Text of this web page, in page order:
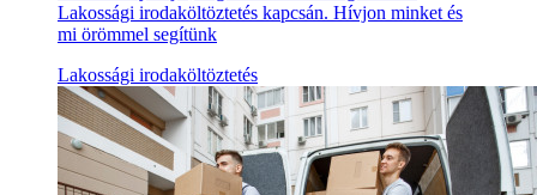
Lakossági irodaköltöztetés kapcsán. Hívjon minket és
mi örömmel segítünk
Lakossági irodaköltöztetés